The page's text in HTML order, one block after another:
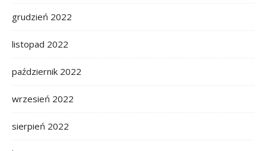
grudzień 2022
listopad 2022
październik 2022
wrzesień 2022
sierpień 2022